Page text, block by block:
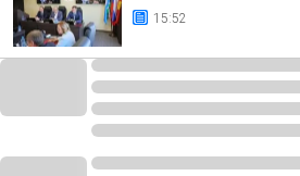
15:52